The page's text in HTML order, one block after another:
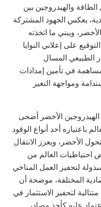
الطاقة والهيدروجين بين
يعكس الجهود المشتركة
ويبني ما اتخذته
على إعلاني النوايا
الطبيعي المسال
في تأمين إمدادات
ومواجهة التغير
الأخضر أضحى
باعتباره أحد أنواع الوقود
الأخضر، ويعزز الانتقال
احتياطيات العالم من
لتحفيز العمل المناخي
المختلفة، موضحة أن
لتحفيز الاستثمار في